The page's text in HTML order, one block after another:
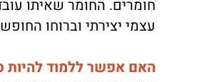
חומרים. החומר שאיתו
עצמי יצירתי וברוחו
האם אפשר ללמוד להיות